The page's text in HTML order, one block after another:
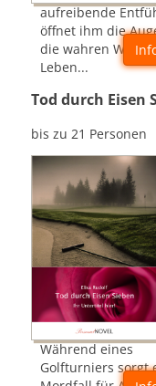
aufreibende
öffnet ihm die
die wahren Werte
Leben...
Tod durch Eisen
bis zu 21 Personen
Während eines
Golfturniers sorgt